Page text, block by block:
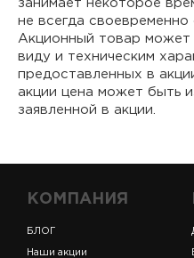
занимает некоторое
не всегда
Акционный товар может
виду и техническим
предоставленных в
акции цена может быть
заявленной в акции.
КОМПАНИЯ
БЛОГ
Наши акции